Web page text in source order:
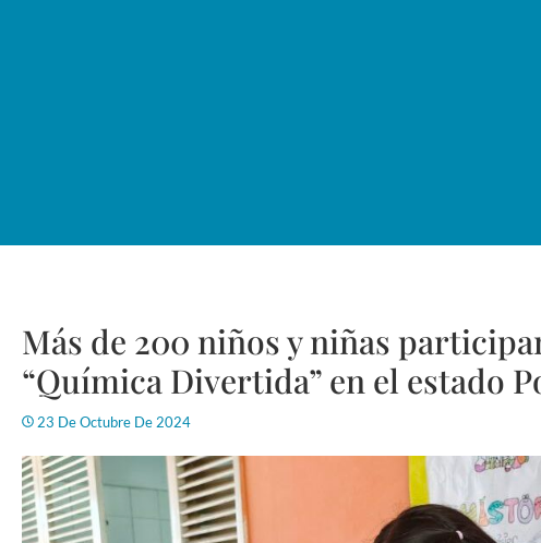
Más de 200 niños y niñas
“Química Divertida” en el estado
23 De Octubre De 2024